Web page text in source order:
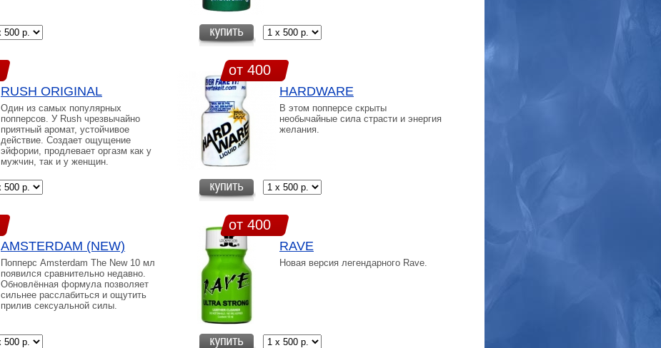
RUSH ORIGINAL
Один из самых популярных
попперсов. У Rush чрезвычайно
приятный аромат, устойчивое
действие. Создает ощущение
эйфории, продлевает оргазм как у
мужчин, так и у женщин.
от 400
HARDWARE
В этом попперсе скрыты
необычайные сила страсти и энергия
желания.
AMSTERDAM (NEW)
Попперс Amsterdam The New 10 мл
появился сравнительно недавно.
Обновлённая формула позволяет
сильнее расслабиться и ощутить
прилив сексуальной силы.
от 400
RAVE
Новая версия легендарного Rave.